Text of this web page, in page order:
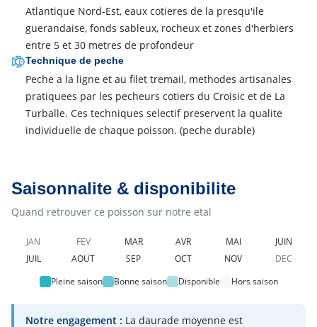
Atlantique Nord-Est, eaux cotieres de la presqu'ile
guerandaise, fonds sableux, rocheux et zones d'herbiers
entre 5 et 30 metres de profondeur
Technique de peche
Peche a la ligne et au filet tremail, methodes artisanales
pratiquees par les pecheurs cotiers du Croisic et de La
Turballe. Ces techniques selectif preservent la qualite
individuelle de chaque poisson. (peche durable)
Saisonnalite & disponibilite
Quand retrouver ce poisson sur notre etal
JAN FEV MAR AVR MAI
JUIN
JUIL
AOUT SEP OCT NOV
DEC
Pleine saison
Bonne saison Disponible Hors saison
Notre engagement : La daurade moyenne est